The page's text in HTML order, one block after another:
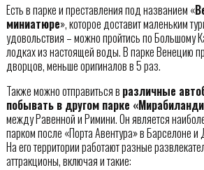
Есть в парке и преставления под названием «
миниатюре», которое доставит маленьким
удовольствия – можно пройтись по Большому
лодках из настоящей воды. В парке Венецию
дворцов, меньше оригиналов в 5 раз.
Также можно отправиться в различные
побывать в другом парке
между Равенной и Римини. Он является
парком после «Порта Авентура» в Барселоне
На его территории работают разные
аттракционы, включая и такие: